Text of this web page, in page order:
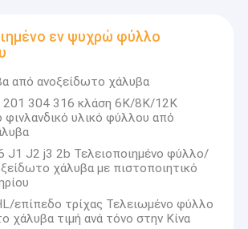
εν ψυχρώ φύλλο
από ανοξείδωτο χάλυβα
201 304 316 κλάση 6K/8K/12K
φινλανδικό υλικό φύλλου από
J1 J2 j3 2b Τελειοποιημένο φύλλο/
χάλυβα με πιστοποιητικό
επίπεδο τρίχας Τελειωμένο φύλλο
χάλυβα τιμή ανά τόνο στην Κίνα